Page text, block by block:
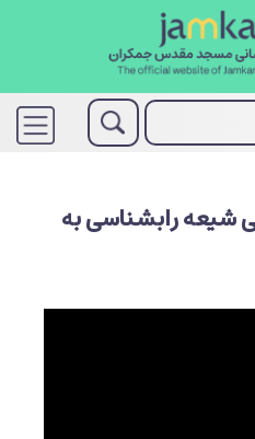
شیعه رابشناسی به